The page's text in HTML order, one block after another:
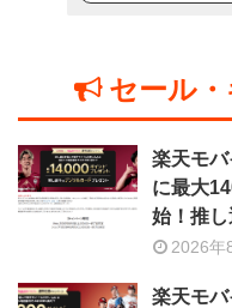
セール
楽天モ
に最大
始！推し
2026年
楽天モ